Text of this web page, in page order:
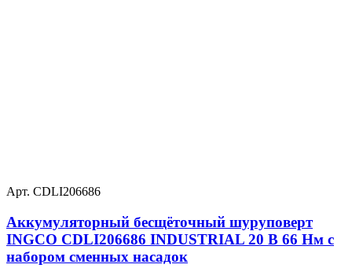
Арт. CDLI206686
Аккумуляторный бесщёточный шуруповерт
INGCO CDLI206686 INDUSTRIAL 20 В 66 Нм с
набором сменных насадок